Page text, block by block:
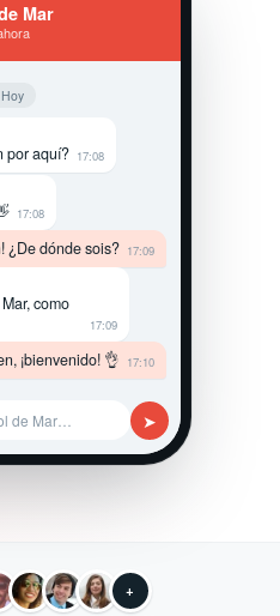
Mar
Hoy
por aquí? 17:08
17:08
¿De dónde sois? 17:09
como
17:09
¡bienvenido! 👌 17:10
de Mar… ➤
+